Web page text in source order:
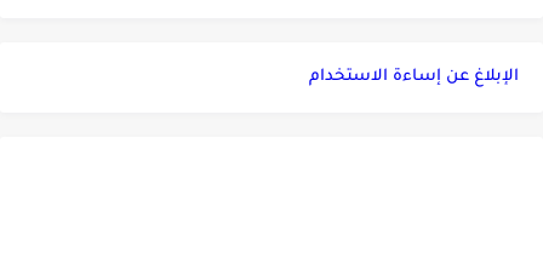
الإبلاغ عن إساءة الاستخدام